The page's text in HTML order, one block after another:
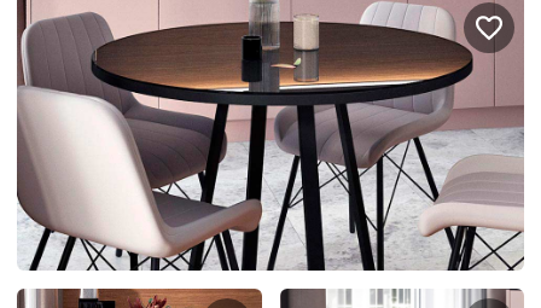
Правило мокрых рук: как
спроектировать мебель в
ванной, чтобы не открывать
ящики сто раз
4314
Витрина как в бутике:
стекла для
которые покажут всё в
лучшем виде
5 2995